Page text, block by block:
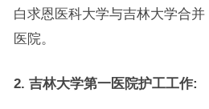
白求恩医科大学与吉林大学合
医院。
2. 吉林大学第一医院护工工作: